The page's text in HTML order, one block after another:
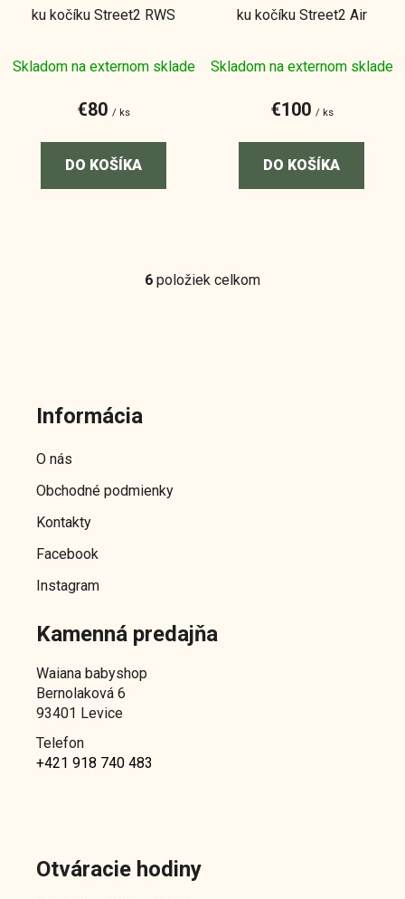
ku kočíku Street2 RWS
Skladom na externom sklade
€80 / ks
DO KOŠÍKA
ku kočíku Street2 Air
Skladom na externom sklade
€100 / ks
DO KOŠÍKA
O
i
s
6 položiek celkom
Informácia
O nás
Obchodné podmienky
Kontakty
Facebook
Instagram
Kamenná predajňa
Waiana babyshop
Bernolaková 6
93401 Levice
Telefon
+421 918 740 483
Otváracie hodiny